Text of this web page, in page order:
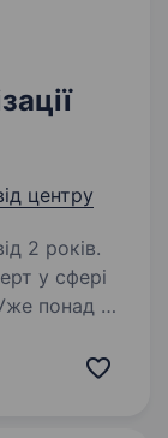
центру
2 років.
понад 7